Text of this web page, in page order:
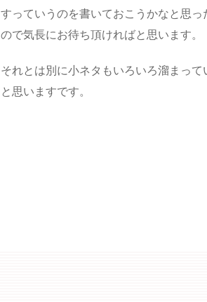
すっていうのを書いておこうかなと思
ので気長にお待ち頂ければと思います。
それとは別に小ネタもいろいろ溜まっ
と思いますです。